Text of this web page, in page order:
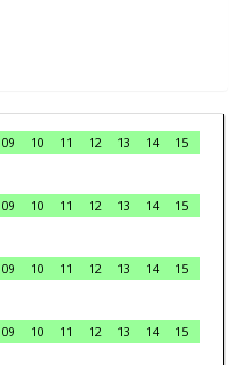
09 10 11 12 13 14
15
09 10 11 12 13 14
15
09 10 11 12 13 14
15
09 10 11 12 13 14
15